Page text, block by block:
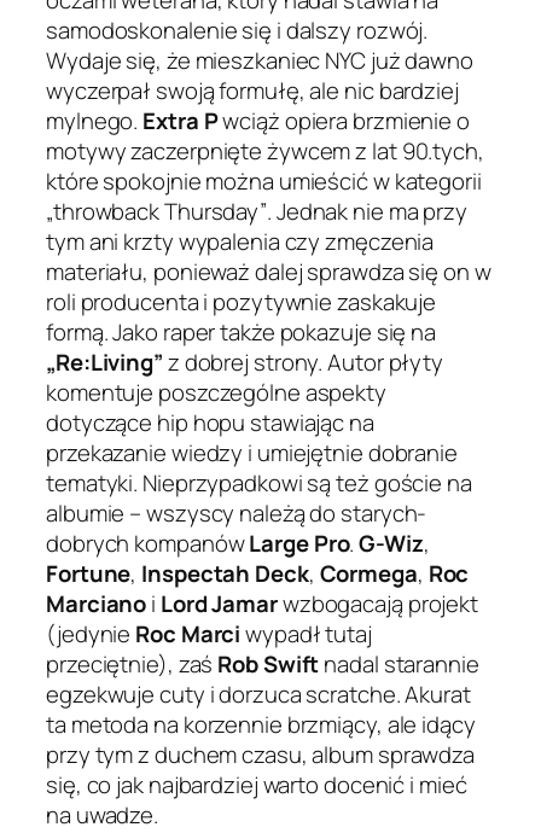
samodoskonalenie się i dalszy rozwój.
Wydaje się, że mieszkaniec NYC już dawno
wyczerpał swoją formułę, ale nic bardziej
mylnego. Extra Pwciąż opiera brzmienie o
motywy zaczerpnięte żywcem z lat 90.tych,
które spokojnie można umieścić w kategorii
„throwback Thursday”. Jednak nie ma przy
tym ani krzty wypalenia czy zmęczenia
materiału, ponieważ dalej sprawdza się on w
roli producenta i pozytywnie zaskakuje
formą. Jako raper także pokazuje się na
„Re:Living”z dobrej strony. Autor płyty
komentuje poszczególne aspekty
dotyczące hip hopu stawiając na
przekazanie wiedzy i umiejętnie dobranie
tematyki. Nieprzypadkowi są też goście na
albumie – wszyscy należą do starych-
dobrych kompanówLarge Pro.G-Wiz,
Fortune, Inspectah Deck, Cormega, Roc
Marcianoi Lord Jamarwzbogacają projekt
(jedynie Roc Marciwypadł tutaj
przeciętnie), zaś Rob Swiftnadal starannie
egzekwuje cuty i dorzuca scratche. Akurat
ta metoda na korzennie brzmiący, ale idący
przy tym z duchem czasu, album sprawdza
się, co jak najbardziej warto docenić i mieć
na uwadze.